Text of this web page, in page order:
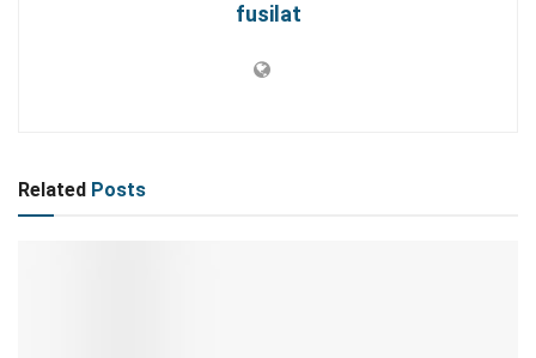
fusilat
Related Posts